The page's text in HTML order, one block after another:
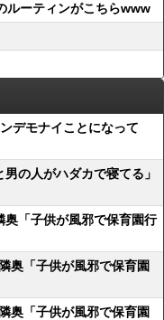
ルーティンがこちらwww
デモナイことになって
の人がハダカで寝てる」
奥「子供が風邪で保育園行
奥「子供が風邪で保育園
奥「子供が風邪で保育園